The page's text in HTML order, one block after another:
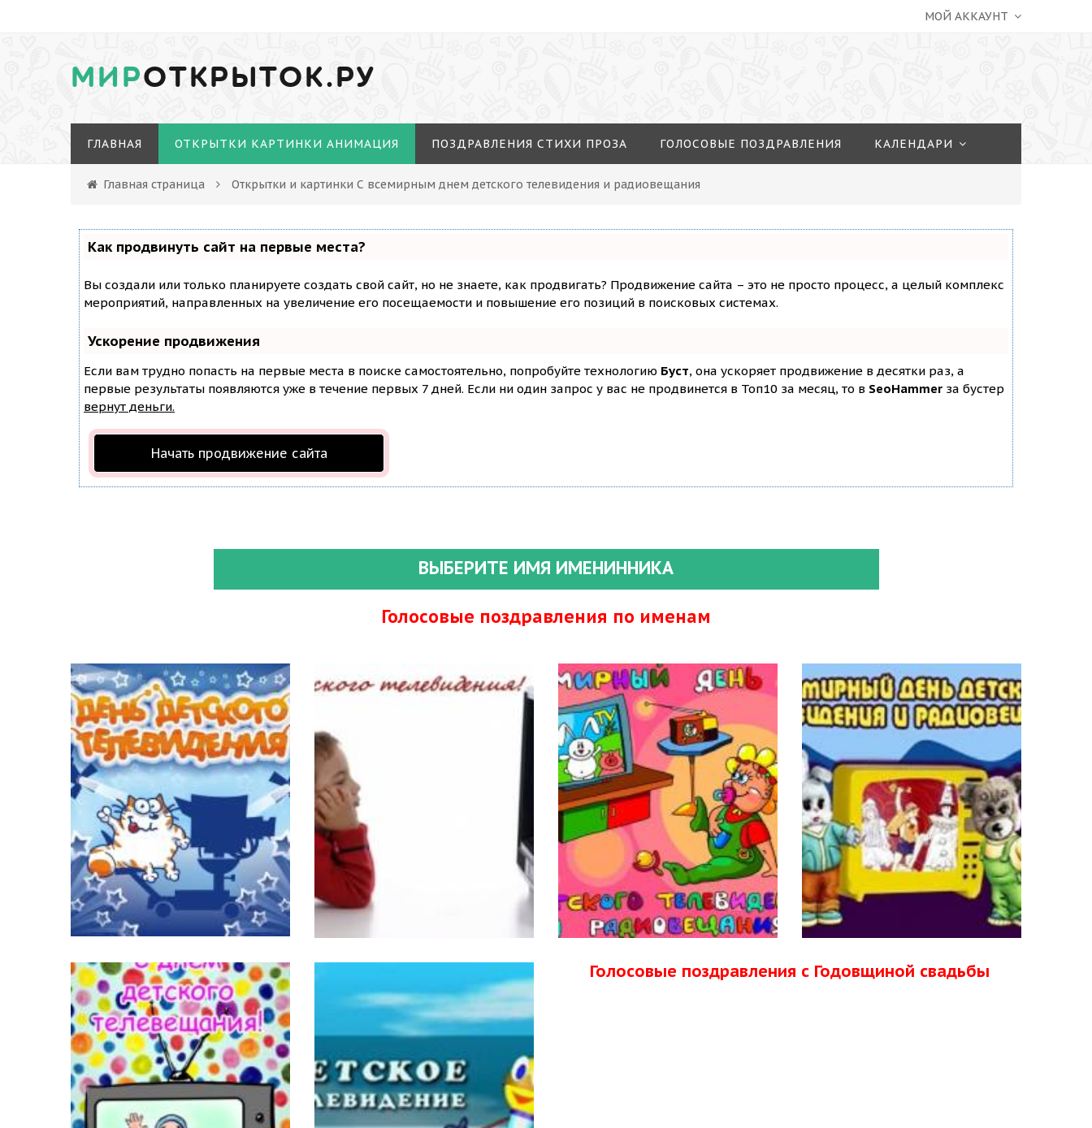
МОЙ АККАУНТ
МИРОТКРЫТОК.РУ
ГЛАВНАЯ ОТКРЫТКИ КАРТИНКИ АНИМАЦИЯ ПОЗДРАВЛЕНИЯ СТИХИ ПРОЗА ГОЛОСОВЫЕ ПОЗДРАВЛЕНИЯ КАЛЕНДАРИ
Главная страница Открытки и картинки С всемирным днем детского телевидения и радиовещания
Как продвинуть сайт на первые места?
Вы создали или только планируете создать свой сайт, но не знаете, как продвигать? Продвижение сайта – это не просто процесс, а целый комплекс
мероприятий, направленных на увеличение его посещаемости и повышение его позиций в поисковых системах.
Ускорение продвижения
Если вам трудно попасть на первые места в поиске самостоятельно, попробуйте технологию Буст, она ускоряет продвижение в десятки раз, а
первые результаты появляются уже в течение первых 7 дней. Если ни один запрос у вас не продвинется в Топ10 за месяц, то в SeoHammer за бустер
вернут деньги.
Начать продвижение сайта
ВЫБЕРИТЕ ИМЯ ИМЕНИННИКА
Голосовые поздравления по именам
Голосовые поздравления с Годовщиной свадьбы